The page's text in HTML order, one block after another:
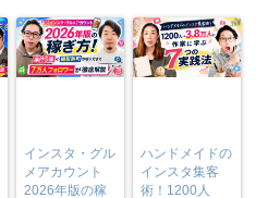
インスタ・グル
メアカウント
2026年版の稼
ハンドメイドの
インスタ集客
術！1200人